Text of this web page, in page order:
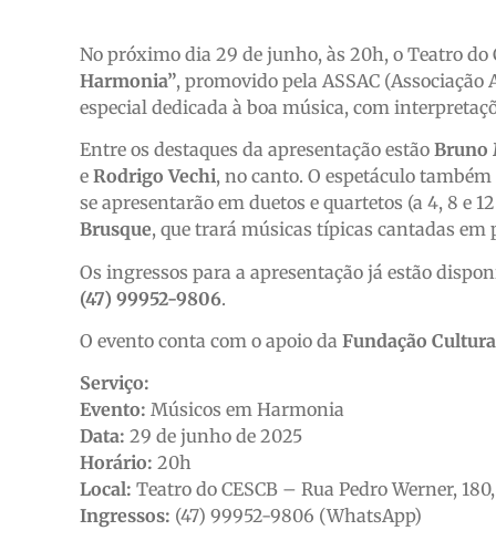
No próximo dia 29 de junho, às 20h, o Teatro do
Harmonia”, promovido pela ASSAC
especial dedicada à boa música, com
Entre os destaques da apresentação estão Bruno
e Rodrigo Vechi, no canto. O espetáculo
se apresentarão em duetos e quartetos (a 4, 8 e
Brusque, que trará músicas típicas cantadas
Os ingressos para a apresentação já estão
(47) 99952-9806.
O evento conta com o apoio da Fundação
Serviço:
Evento: Músicos em Harmonia
Data: 29 de junho de 2025
Horário: 20h
Local: Teatro do CESCB – Rua Pedro Werner,
Ingressos: (47) 99952-9806 (WhatsApp)